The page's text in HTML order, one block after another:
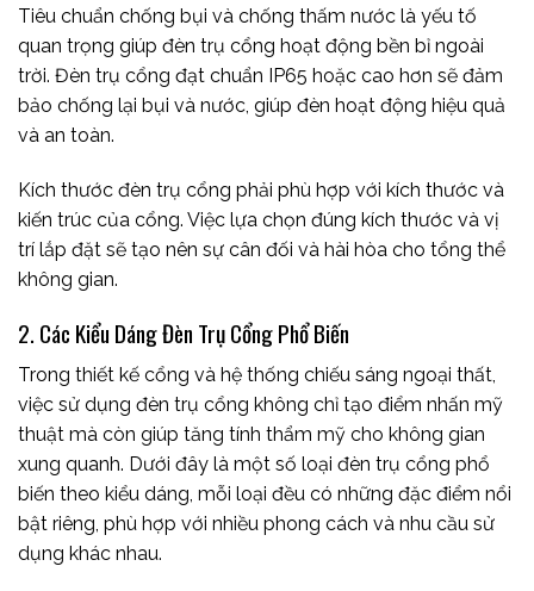
Tiêu chuẩn chống bụi và chống thấm nước là yếu tố
quan trọng giúp đèn trụ cổng hoạt động bền bỉ ngoài
trời. Đèn trụ cổng đạt chuẩn IP65 hoặc cao hơn sẽ đảm
bảo chống lại bụi và nước, giúp đèn hoạt động hiệu quả
và an toàn.
Kích thước đèn trụ cổng phải phù hợp với kích thước và
kiến trúc của cổng. Việc lựa chọn đúng kích thước và vị
trí lắp đặt sẽ tạo nên sự cân đối và hài hòa cho tổng thể
không gian.
2. Các Kiểu Dáng Đèn Trụ Cổng Phổ Biến
Trong thiết kế cổng và hệ thống chiếu sáng ngoại thất,
việc sử dụng đèn trụ cổng không chỉ tạo điểm nhấn mỹ
thuật mà còn giúp tăng tính thẩm mỹ cho không gian
xung quanh. Dưới đây là một số loại đèn trụ cổng phổ
biến theo kiểu dáng, mỗi loại đều có những đặc điểm nổi
bật riêng, phù hợp với nhiều phong cách và nhu cầu sử
dụng khác nhau.